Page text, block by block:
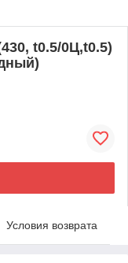
t0.5/0Ц,t0.5)
Условия возврата